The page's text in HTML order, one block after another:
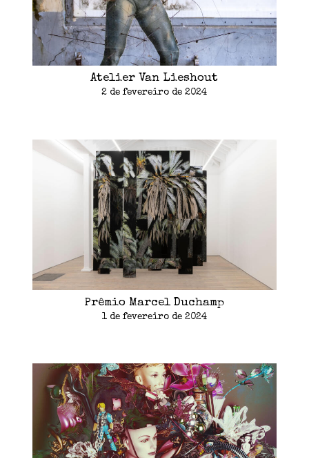
Atelier Van Lieshout
2 de fevereiro de 2024
Prêmio Marcel Duchamp
1 de fevereiro de 2024